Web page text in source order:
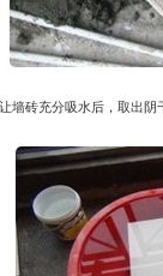
墙砖充分吸水后，取出